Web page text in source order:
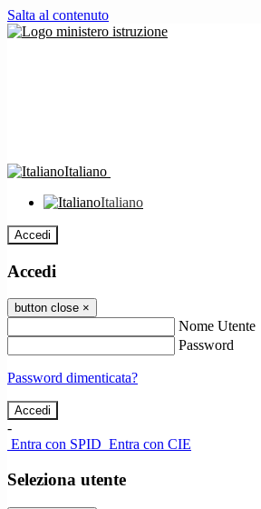
Salta al contenuto
Italiano
Italiano
Accedi
Accedi
button close ×
Nome Utente
Password
Password dimenticata?
-
Entra con SPID Entra con CIE
Seleziona utente